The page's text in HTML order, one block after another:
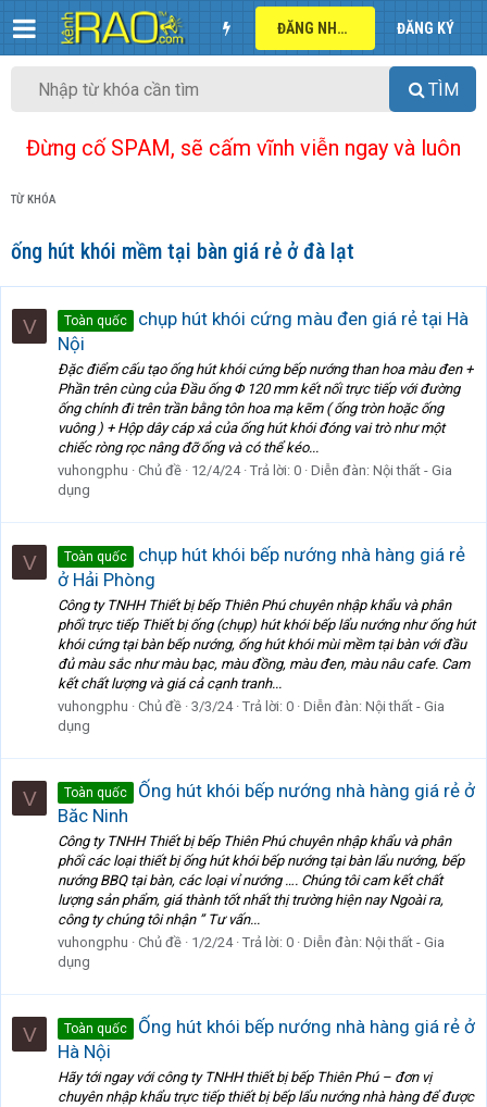
ĐĂNG NHẬP ĐĂNG KÝ
TÌM
Đừng cố SPAM, sẽ cấm vĩnh viễn ngay và luôn
TỪ KHÓA
ống hút khói mềm tại bàn giá rẻ ở đà lạt
V Toàn quốc
chụp hút khói cứng màu đen giá rẻ tại Hà
Nội
Đặc điểm cấu tạo ống hút khói cứng bếp nướng than hoa màu đen +
Phần trên cùng của Đầu ống Φ 120 mm kết nối trực tiếp với đường
ống chính đi trên trần bằng tôn hoa mạ kẽm ( ống tròn hoặc ống
vuông ) + Hộp dây cáp xả của ống hút khói đóng vai trò như một
chiếc ròng rọc nâng đỡ ống và có thể kéo...
vuhongphu
Chủ đề 12/4/24 Trả lời: 0 Diễn đàn: Nội thất - Gia
dụng
V Toàn quốc
chụp hút khói bếp nướng nhà hàng giá rẻ
ở Hải Phòng
Công ty TNHH Thiết bị bếp Thiên Phú chuyên nhập khẩu và phân
phối trực tiếp Thiết bị ống (chụp) hút khói bếp lẩu nướng như ống hút
khói cứng tại bàn bếp nướng, ống hút khói mùi mềm tại bàn với đầu
đủ màu sắc như màu bạc, màu đồng, màu đen, màu nâu cafe. Cam
kết chất lượng và giá cả cạnh tranh...
vuhongphu
Chủ đề 3/3/24 Trả lời: 0 Diễn đàn: Nội thất - Gia
dụng
V Toàn quốc
Ống hút khói bếp nướng nhà hàng giá rẻ ở
Băc Ninh
Công ty TNHH Thiết bị bếp Thiên Phú chuyên nhập khẩu và phân
phối các loại thiết bị ống hút khói bếp nướng tại bàn lẩu nướng, bếp
nướng BBQ tại bàn, các loại vỉ nướng …. Chúng tôi cam kết chất
lượng sản phẩm, giá thành tốt nhất thị trường hiện nay Ngoài ra,
công ty chúng tôi nhận ” Tư vấn...
vuhongphu
Chủ đề 1/2/24 Trả lời: 0 Diễn đàn: Nội thất - Gia
dụng
V Toàn quốc
Ống hút khói bếp nướng nhà hàng giá rẻ ở
Hà Nội
Hãy tới ngay với công ty TNHH thiết bị bếp Thiên Phú – đơn vị
chuyên nhập khẩu trực tiếp thiết bị bếp lẩu nướng nhà hàng để được